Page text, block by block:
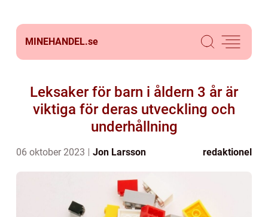
MINEHANDEL.se
Leksaker för barn i åldern 3 år är
viktiga för deras utveckling och
underhållning
06 oktober 2023 Jon Larsson redaktionel